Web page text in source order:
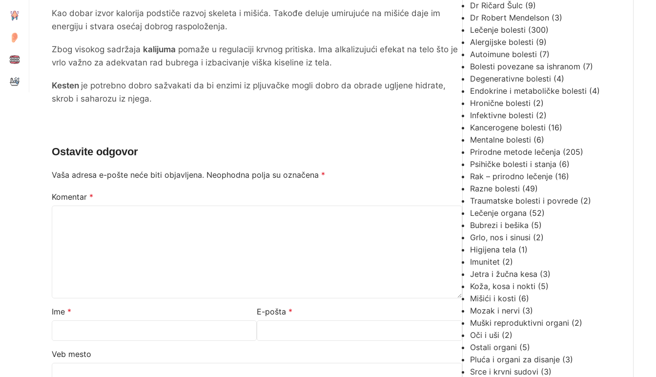
Dr Ričard Šulc (9)
Dr Robert Mendelson(3)
Lečenje bolesti (300)
Alergijske bolesti (9)
Autoimune bolesti (7)
Bolesti povezane sa ishranom (7)
Degenerativne bolesti (4)
Endokrine i metaboličke bolesti (4)
Hronične bolesti (2)
Infektivne bolesti (2)
Kancerogene bolesti (16)
Mentalne bolesti (6)
Prirodne metode lečenja (205)
Psihičke bolesti i stanja (6)
Rak – prirodno lečenje(16)
Razne bolesti (49)
Traumatske bolesti i povrede(2)
Lečenje organa (52)
Bubrezi i bešika (5)
Grlo, nos i sinusi (2)
Higijena tela (1)
Imunitet (2)
Jetra i žučna kesa (3)
Koža, kosa i nokti (5)
Mišići i kosti (6)
Mozak i nervi (3)
Muški reproduktivni organi (2)
Oči i uši (2)
Ostali organi (5)
Pluća i organi za disanje(3)
Srce i krvni sudovi (3)
Kao dobar izvor kalorija podstiče razvoj skeleta i mišića. Takođe deluje umirujuće na mišiće daje im
energiju i stvara osećaj dobrog raspoloženja.
Zbog visokog sadržaja kalijuma pomaže u regulaciji krvnog pritiska. Ima alkalizujući efekat na telo što je
vrlo važno za adekvatan rad bubrega i izbacivanje viška kiseline iz tela.
Kesten je potrebno dobro sažvakati da bi enzimi iz pljuvačke mogli dobro da obrade ugljene hidrate,
skrob i saharozu iz njega.
Ostavite odgovor
Vaša adresa e-pošte neće biti objavljena. Neophodna polja su označena *
Komentar *
Ime * E-pošta *
Veb mesto